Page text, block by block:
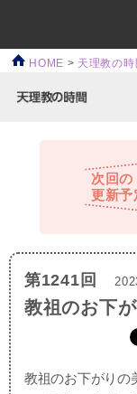
HOME > 天理教の時
次回の
更新予
第1241回
教祖のお下が
教祖のお下がりの